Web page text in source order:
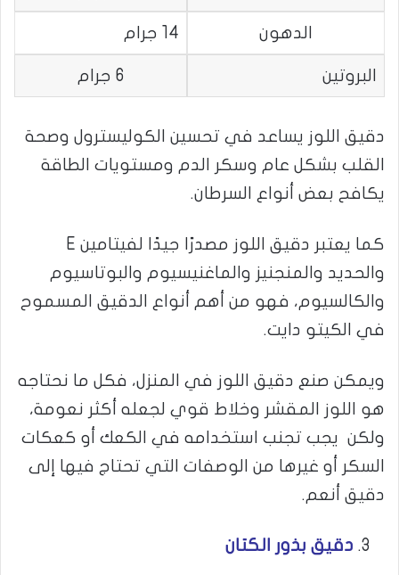
الدهون 14 جرام
البروتين 6 جرام
دقيق اللوز يساعد في تحسين الكوليسترول وصحة
القلب بشكل عام وسكر الدم ومستويات الطاقة
يكافح بعض أنواع السرطان.
كما يعتبر دقيق اللوز مصدرًا جيدًا لفيتامين E
والحديد والمنجنيز والماغنيسيوم والبوتاسيوم
والكالسيوم، فهو من أهم أنواع الدقيق المسموح
في الكيتو دايت.
ويمكن صنع دقيق اللوز في المنزل، فكل ما نحتاجه
هو اللوز المقشر وخلاط قوي لجعله أكثر نعومة،
ولكن يجب تجنب استخدامه في الكعك أو كعكات
السكر أو غيرها من الوصفات التي تحتاج فيها إلى
دقيق أنعم.
دقيق بذور الكتان